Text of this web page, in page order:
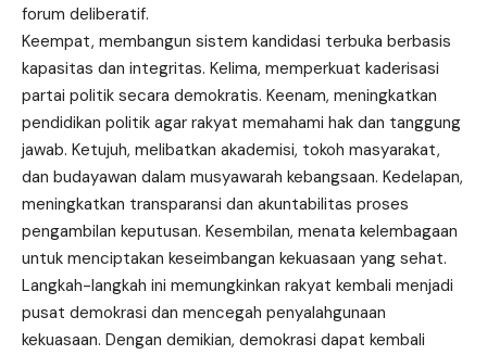
forum deliberatif.
Keempat, membangun sistem kandidasi terbuka berbasis
kapasitas dan integritas. Kelima, memperkuat kaderisasi
partai politik secara demokratis. Keenam, meningkatkan
pendidikan politik agar rakyat memahami hak dan tanggung
jawab. Ketujuh, melibatkan akademisi, tokoh masyarakat,
dan budayawan dalam musyawarah kebangsaan. Kedelapan,
meningkatkan transparansi dan akuntabilitas proses
pengambilan keputusan. Kesembilan, menata kelembagaan
untuk menciptakan keseimbangan kekuasaan yang sehat.
Langkah-langkah ini memungkinkan rakyat kembali menjadi
pusat demokrasi dan mencegah penyalahgunaan
kekuasaan. Dengan demikian, demokrasi dapat kembali